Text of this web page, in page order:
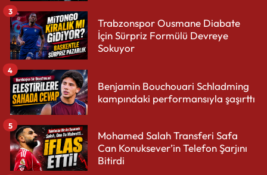
Trabzonspor Ousmane Diabate
İçin Sürpriz Formülü Devreye
Sokuyor
3
Benjamin Bouchouari Schladming
kampındaki performansıyla şaşırttı
4
Mohamed Salah Transferi Safa
Can Konuksever’in Telefon Şarjını
Bitirdi
5